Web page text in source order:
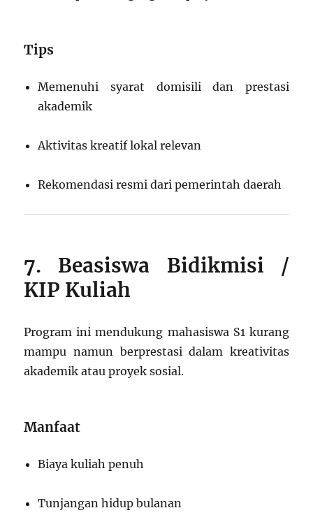
Tips
Memenuhi syarat domisili dan prestasi
akademik
Aktivitas kreatif lokal relevan
Rekomendasi resmi dari pemerintah daerah
7. Beasiswa Bidikmisi /
KIP Kuliah
Program ini mendukung mahasiswa S1 kurang
mampu namun berprestasi dalam kreativitas
akademik atau proyek sosial.
Manfaat
Biaya kuliah penuh
Tunjangan hidup bulanan